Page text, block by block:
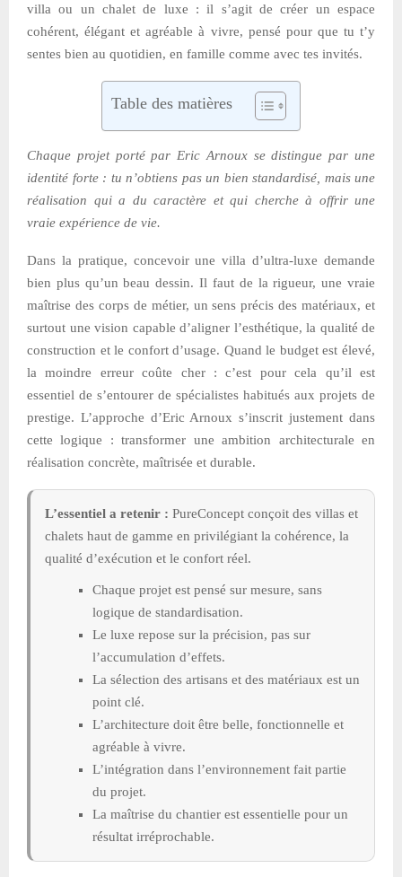
villa ou un chalet de luxe : il s’agit de créer un espace
cohérent, élégant et agréable à vivre, pensé pour que tu t’y
sentes bien au quotidien, en famille comme avec tes invités.
Table des matières
Chaque projet porté par Eric Arnoux se distingue par une
identité forte : tu n’obtiens pas un bien standardisé, mais une
réalisation qui a du caractère et qui cherche à offrir une
vraie expérience de vie.
Dans la pratique, concevoir une villa d’ultra-luxe demande
bien plus qu’un beau dessin. Il faut de la rigueur, une vraie
maîtrise des corps de métier, un sens précis des matériaux, et
surtout une vision capable d’aligner l’esthétique, la qualité de
construction et le confort d’usage. Quand le budget est élevé,
la moindre erreur coûte cher : c’est pour cela qu’il est
essentiel de s’entourer de spécialistes habitués aux projets de
prestige. L’approche d’Eric Arnoux s’inscrit justement dans
cette logique : transformer une ambition architecturale en
réalisation concrète, maîtrisée et durable.
L’essentiel a retenir : PureConcept conçoit des villas et
chalets haut de gamme en privilégiant la cohérence, la
qualité d’exécution et le confort réel.
Chaque projet est pensé sur mesure, sans
logique de standardisation.
Le luxe repose sur la précision, pas sur
l’accumulation d’effets.
La sélection des artisans et des matériaux est un
point clé.
L’architecture doit être belle, fonctionnelle et
agréable à vivre.
L’intégration dans l’environnement fait partie
du projet.
La maîtrise du chantier est essentielle pour un
résultat irréprochable.